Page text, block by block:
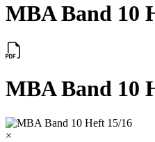
MBA Band 10
MBA Band 10
×